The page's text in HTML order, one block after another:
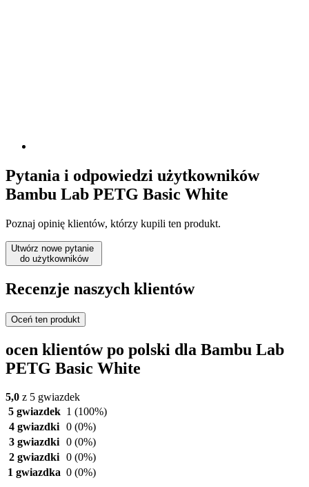
Pytania i odpowiedzi użytkowników
Bambu Lab PETG Basic White
Poznaj opinię klientów, którzy kupili ten produkt.
Utwórz nowe pytanie
do użytkowników
Recenzje naszych klientów
Oceń ten produkt
ocen klientów po polski dla Bambu Lab
PETG Basic White
5,0 z 5 gwiazdek
5 gwiazdek 1 (100%)
4 gwiazdki 0 (0%)
3 gwiazdki 0 (0%)
2 gwiazdki 0 (0%)
1 gwiazdka 0 (0%)